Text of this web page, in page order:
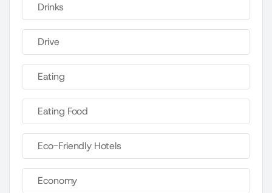
Drinks
Drive
Eating
Eating Food
Eco-Friendly Hotels
Economy